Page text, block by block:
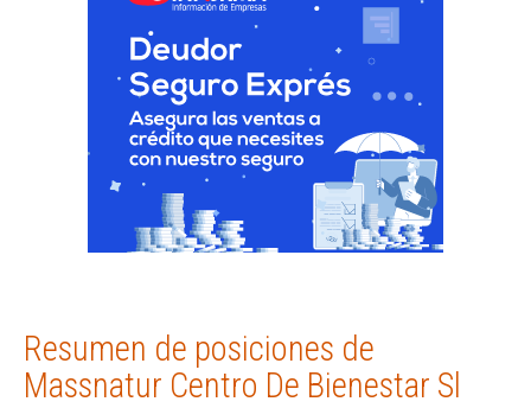
Resumen de posiciones de
Massnatur Centro De Bienestar Sl